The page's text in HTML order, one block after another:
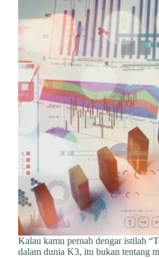
Kalau kamu pernah dengar istilah
dalam dunia K3, itu bukan tentang